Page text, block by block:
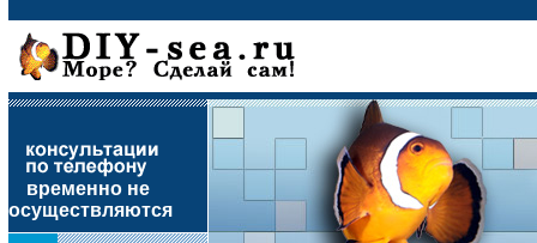
временно не
осуществляются